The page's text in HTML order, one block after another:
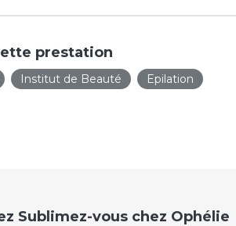
prestation
Institut de Beauté
Epilation
Sublimez-vous chez Ophélie